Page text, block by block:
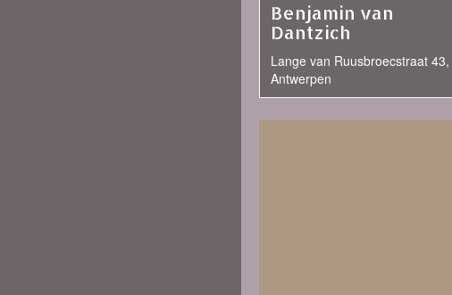
Benjamin van
Dantzich
Lange van Ruusbroecstraat 43,
Antwerpen